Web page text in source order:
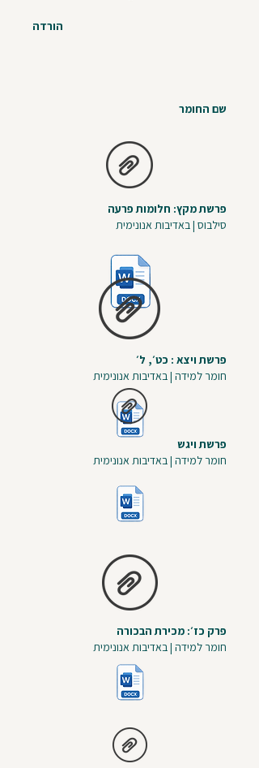
הורדה
שם החומר
פרשת מקץ: חלומות פרעה
סילבוס | באדיבות אנונימית
פרשת ויצא : כט׳, ל׳
חומר למידה | באדיבות אנונימית
פרשת ויגש
חומר למידה | באדיבות אנונימית
פרק כז׳: מכירת הבכורה
חומר למידה | באדיבות אנונימית